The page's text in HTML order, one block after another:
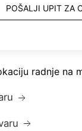
POŠALJI UPIT ZA
radnje na